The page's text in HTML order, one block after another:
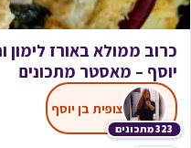
כרוב ממולא באורז לימון
יוסף – מאסטר מתכונים
323 מתכונים
צופית בן יוסף